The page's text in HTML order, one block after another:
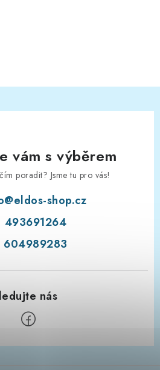
vám s výběrem
poradit? Jsme tu pro vás!
@eldos-shop.cz
493691264
604989283